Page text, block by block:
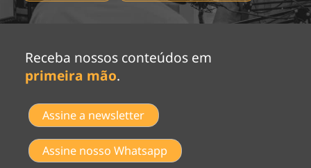
Receba nossos conteúdos em
primeira mão.
Assine a newsletter
Assine nosso Whatsapp